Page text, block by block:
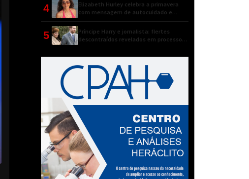
4
Elizabeth Hurley celebra a primavera
com mensagem de autocuidado e
conexão natural
5
Príncipe Harry e jornalista: flertes
descontraídos revelados em processo